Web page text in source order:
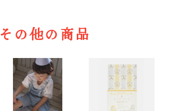
その他の商品